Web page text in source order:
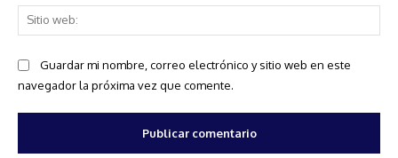
Guardar mi nombre, correo electrónico y sitio web en este
navegador la próxima vez que comente.